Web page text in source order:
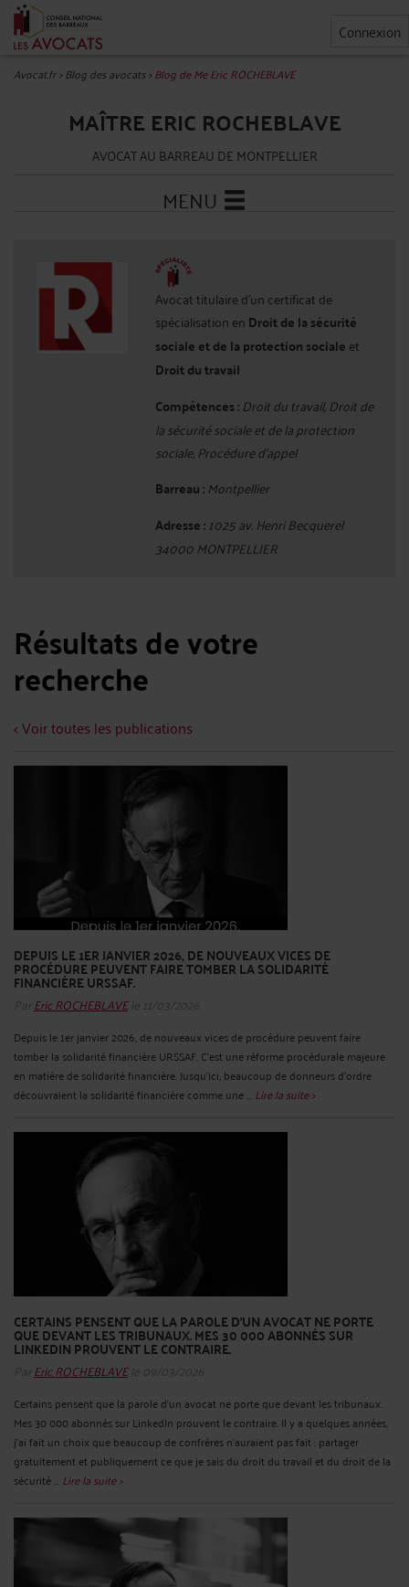
Connexion
Avocat.fr>Blog des avocats>Blog de Me Eric ROCHEBLAVE
MAÎTRE ERIC ROCHEBLAVE
AVOCAT AU BARREAU DE MONTPELLIER
MENU
Avocat titulaire d'un certificat de
spécialisation en Droit de la sécurité
sociale et de la protection sociale et
Droit du travail
Compétences : Droit du travail, Droit de
la sécurité sociale et de la protection
sociale, Procédure d'appel
Barreau : Montpellier
Adresse :1025 av. Henri Becquerel
34000 MONTPELLIER
Résultats de votre
recherche
< Voir toutes les publications
DEPUIS LE 1ER JANVIER 2026, DE NOUVEAUX VICES DE
PROCÉDURE PEUVENT FAIRE TOMBER LA SOLIDARITÉ
FINANCIÈRE URSSAF.
Par Eric ROCHEBLAVEle 11/03/2026
Depuis le 1er janvier 2026, de nouveaux vices de procédure peuvent faire
tomber la solidarité financière URSSAF. C'est une réforme procédurale majeure
en matière de solidarité financière. Jusqu'ici, beaucoup de donneurs d'ordre
découvraient la solidarité financière comme une ... Lire la suite >
CERTAINS PENSENT QUE LA PAROLE D'UN AVOCAT NE PORTE
QUE DEVANT LES TRIBUNAUX. MES 30 000 ABONNÉS SUR
LINKEDIN PROUVENT LE CONTRAIRE.
Par Eric ROCHEBLAVEle 09/03/2026
Certains pensent que la parole d'un avocat ne porte que devant les tribunaux.
Mes 30 000 abonnés sur LinkedIn prouvent le contraire. Il y a quelques années,
j'ai fait un choix que beaucoup de confrères n'auraient pas fait : partager
gratuitement et publiquement ce que je sais du droit du travail et du droit de la
sécurité ... Lire la suite >